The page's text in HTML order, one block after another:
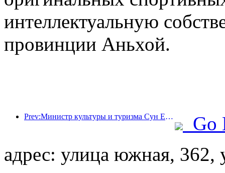
интеллектуальную
провинции Аньхой.
Prev:Министр культуры и туризма Сун Ели: Содействовать созданию мощного туристического центра и расширению предложения высококачественных туристических продуктов.
Go
адрес: улица южная, 362,